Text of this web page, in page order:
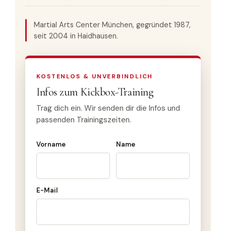
Martial Arts Center München, gegründet 1987,
seit 2004 in Haidhausen.
KOSTENLOS & UNVERBINDLICH
Infos zum Kickbox-Training
Trag dich ein. Wir senden dir die Infos und
passenden Trainingszeiten.
Vorname Name
E-Mail